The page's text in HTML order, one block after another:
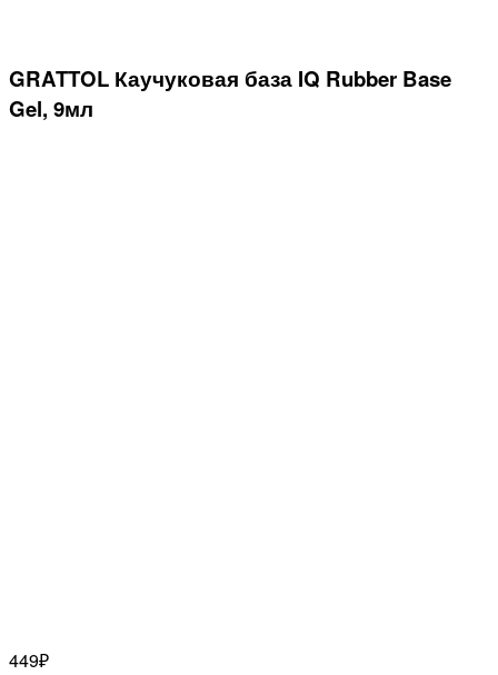
GRATTOL Каучуковая база IQ Rubber Base
Gel, 9мл
449₽